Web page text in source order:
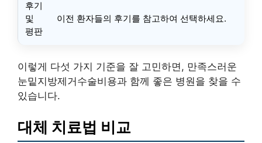
후기
및
평판
이전 환자들의 후기를 참고하여 선택하세요.
이렇게 다섯 가지 기준을 잘 고민하면, 만족스러운
눈밑지방제거수술비용과 함께 좋은 병원을 찾을 수
있습니다.
대체 치료법 비교